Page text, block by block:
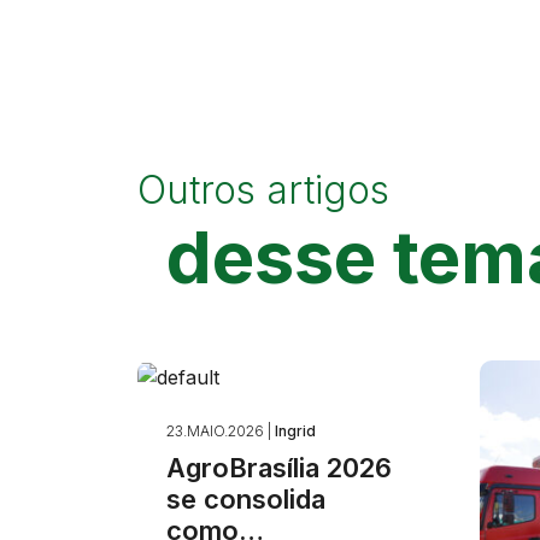
Outros artigos
desse
23.MAIO.2026 | Ingrid
AgroBrasília 2026
se consolida
como…